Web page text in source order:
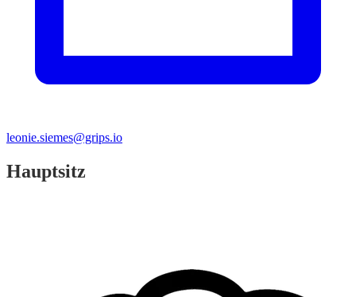
leonie.siemes@grips.io
Hauptsitz